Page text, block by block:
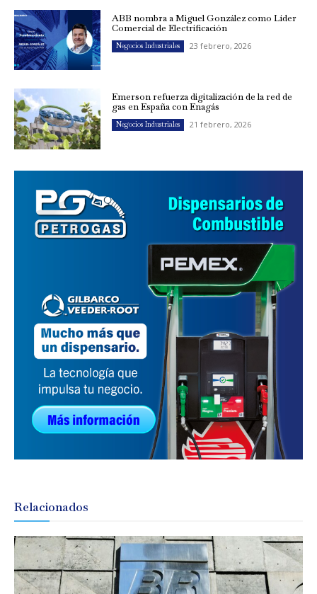
ABB nombra a Miguel González como Líder
Comercial de Electrificación
Negocios Industriales 23 febrero, 2026
Emerson refuerza digitalización de la red de
gas en España con Enagás
Negocios Industriales 21 febrero, 2026
Relacionados